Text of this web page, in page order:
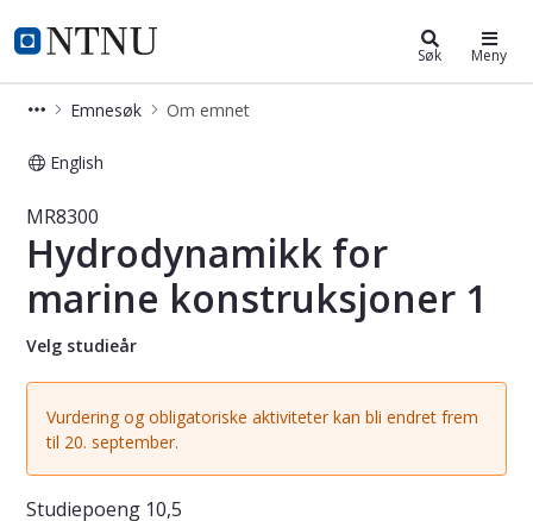
NTNU Hjemmeside
Studier Søk Meny
Emnesøk Om emnet
English
Emne - Hydrodynamikk for marine
MR8300
Hydrodynamikk for
marine konstruksjoner 1
Velg studieår
Vurdering og obligatoriske aktiviteter kan bli endret frem
til 20. september.
Studiepoeng 10,5